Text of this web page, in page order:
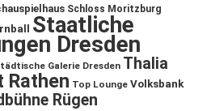
Schloss Moritzburg
Staatliche
Dresden
Galerie Dresden Thalia
Rathen Top Lounge Volksbank
Rügen